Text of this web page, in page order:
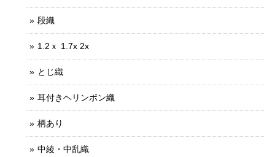
段織
1.2ｘ 1.7x 2x
とじ織
耳付きヘリンボン織
柄あり
中綾・中乱織